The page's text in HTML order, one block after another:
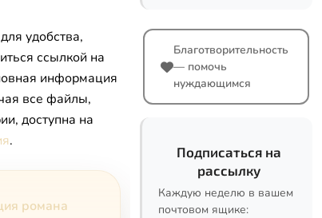
удобства,
ссылкой на
информация
все файлы,
доступна на
.
романа
Благотворительность
— помочь
нуждающимся
Подписаться на
рассылку
Каждую неделю в вашем
почтовом ящике: